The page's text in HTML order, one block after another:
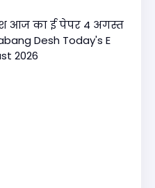
आज का ई पेपर 4 अगस्त
Desh Today's E
2026